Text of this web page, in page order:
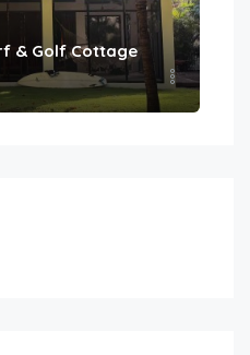
& Golf Cottage